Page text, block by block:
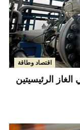
اقتصاد وطاقة
الرئيسيتين